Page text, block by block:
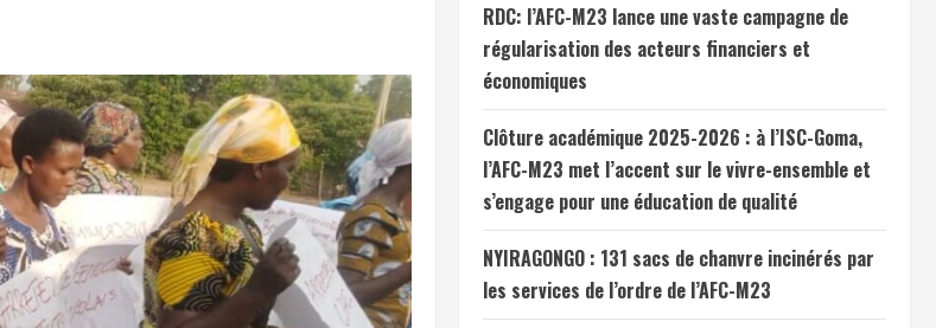
RDC: l’AFC-M23 lance une vaste campagne de
régularisation des acteurs financiers et
économiques
Clôture académique 2025-2026 : à l’ISC-Goma,
l’AFC-M23 met l’accent sur le vivre-ensemble et
s’engage pour une éducation de qualité
NYIRAGONGO : 131 sacs de chanvre incinérés par
les services de l’ordre de l’AFC-M23